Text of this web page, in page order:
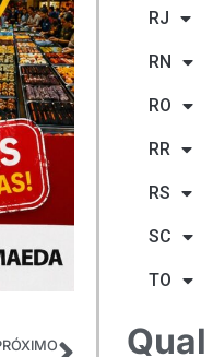
RJ
RN
RO
RR
RS
SC
TO
Qual